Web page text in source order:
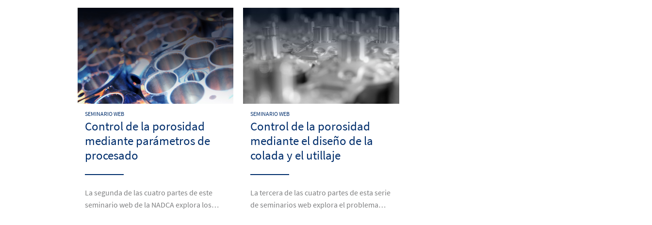
SEMINARIO WEB
Control de la porosidad
mediante parámetros de
procesado
La segunda de las cuatro partes de este
seminario web de la NADCA explora los…
SEMINARIO WEB
Control de la porosidad
mediante el diseño de la
colada y el utillaje
La tercera de las cuatro partes de esta serie
de seminarios web explora el problema…